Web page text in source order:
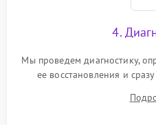
4.
Мы проведем диагностику,
ее восстановления и